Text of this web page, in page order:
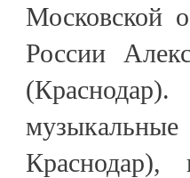
Московской
России
Краснодар),